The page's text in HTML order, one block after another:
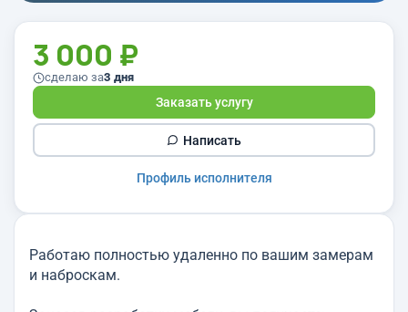
Работаю полностью удаленно по вашим замерам
и наброскам.
3 000 ₽
сделаю за3 дня
Заказать услугу
Написать
Профиль исполнителя